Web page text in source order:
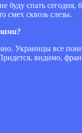
буду спать
смех сквозь слезы.
Украинцы все
видимо,